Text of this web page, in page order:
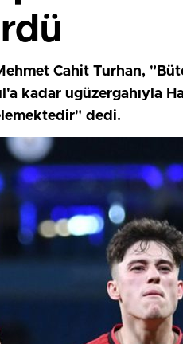
Cahit Turhan,
kadar ugüzergahıyla
dedi.